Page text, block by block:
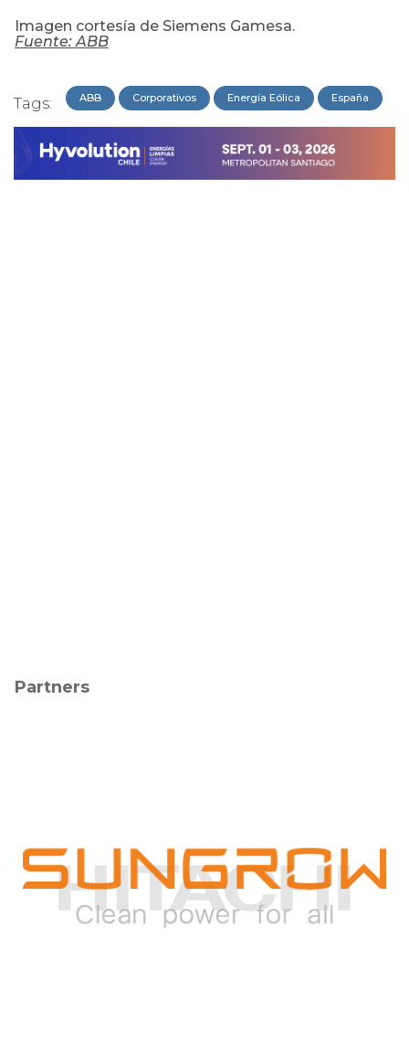
Imagen cortesía de Siemens Gamesa.
Fuente: ABB
Tags: ABB Corporativos Energía Eólica España
Partners